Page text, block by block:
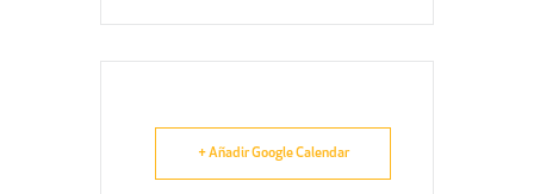
+ Añadir Google Calendar